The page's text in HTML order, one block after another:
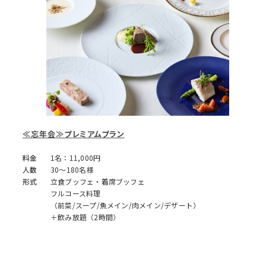
≪忘年会≫プレミアムプラン
料金
1名：11,000円
人数
30～180名様
形式
立食ブッフェ・着席ブッフェ
フルコース料理
（前菜/スープ/魚メイン/肉メイン/デザート）
＋飲み放題（2時間）